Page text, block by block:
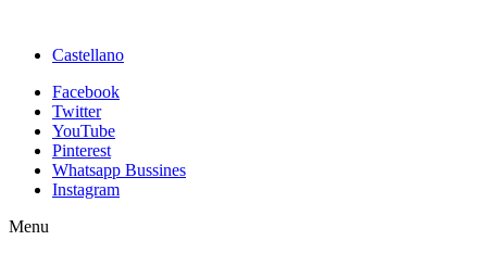
Castellano
Facebook
Twitter
YouTube
Pinterest
Whatsapp Bussines
Instagram
Menu